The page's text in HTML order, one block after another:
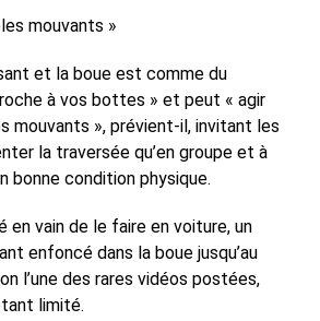
mouvants »
et la boue est comme du
à vos bottes » et peut « agir
mouvants », prévient-il, invitant les
la traversée qu’en groupe et à
bonne condition physique.
en vain de le faire en voiture, un
enfoncé dans la boue jusqu’au
l’une des rares vidéos postées,
limité.